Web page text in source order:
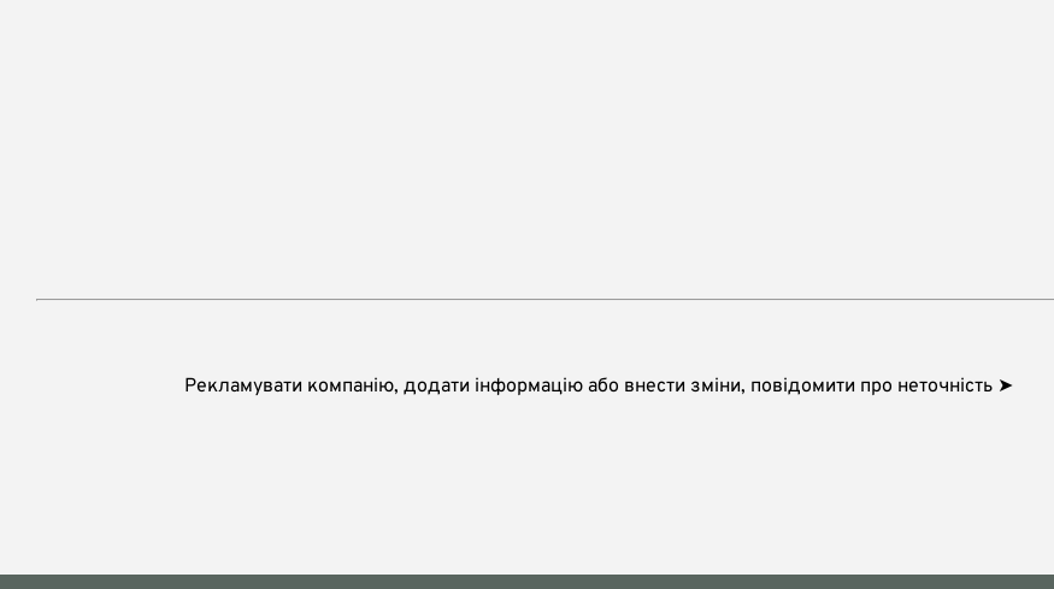
Рекламувати компанію, додати інформацію або внести зміни, повідомити про неточність ➤